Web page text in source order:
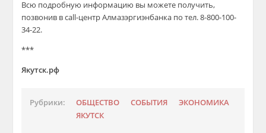
Всю подробную информацию вы можете получить,
позвонив в call-центр Алмазэргиэнбанка по тел. 8-800-100-
34-22.
***
Якутск.рф
Рубрики: ОБЩЕСТВО СОБЫТИЯ
ЭКОНОМИКА
ЯКУТСК